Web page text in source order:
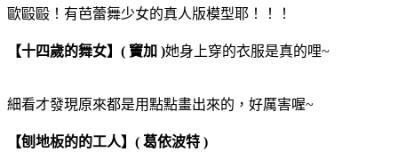
歐毆毆！有芭蕾舞少女的真人版模型耶！！！
【十四歲的舞女】( 竇加 )她身上穿的衣服是真的哩~
細看才發現原來都是用點點畫出來的，好厲害喔~
【刨地板的的工人】( 葛依波特 )